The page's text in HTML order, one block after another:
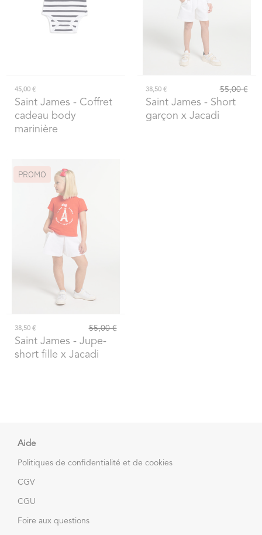
45,00 €
Saint James - Coffret
cadeau body
marinière
38,50 € 55,00 €
Saint James - Short
garçon x Jacadi
PROMO
38,50 € 55,00 €
Saint James - Jupe-
short fille x Jacadi
Aide
Politiques de confidentialité et de cookies
CGV
CGU
Foire aux questions